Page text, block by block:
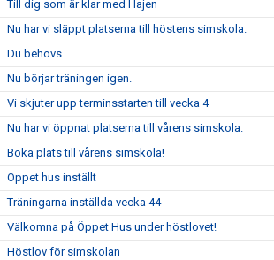
Till dig som är klar med Hajen
Nu har vi släppt platserna till höstens simskola.
Du behövs
Nu börjar träningen igen.
Vi skjuter upp terminsstarten till vecka 4
Nu har vi öppnat platserna till vårens simskola.
Boka plats till vårens simskola!
Öppet hus inställt
Träningarna inställda vecka 44
Välkomna på Öppet Hus under höstlovet!
Höstlov för simskolan